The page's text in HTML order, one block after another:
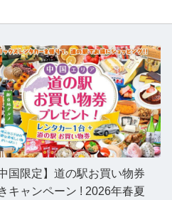
中国限定】道の駅お買い物券
キャンペーン ! 2026年春夏